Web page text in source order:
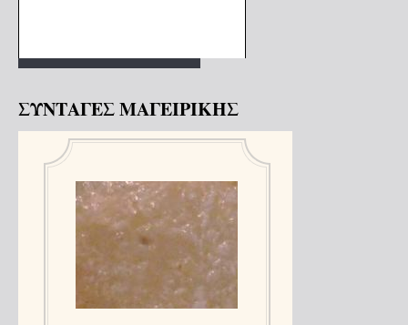
ΣΥΝΤΑΓΕΣ ΜΑΓΕΙΡΙΚΗΣ